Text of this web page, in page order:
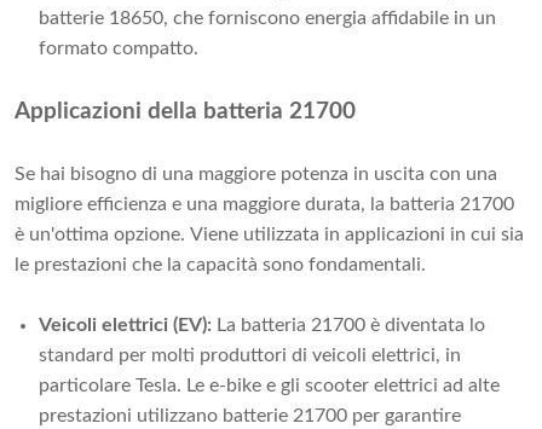
batterie 18650, che forniscono energia affidabile in un
formato compatto.
Applicazioni della batteria 21700
Se hai bisogno di una maggiore potenza in uscita con una
migliore efficienza e una maggiore durata, la batteria 21700
è un'ottima opzione. Viene utilizzata in applicazioni in cui sia
le prestazioni che la capacità sono fondamentali.
Veicoli elettrici (EV): La batteria 21700 è diventata lo
standard per molti produttori di veicoli elettrici, in
particolare Tesla. Le e-bike e gli scooter elettrici ad alte
prestazioni utilizzano batterie 21700 per garantire